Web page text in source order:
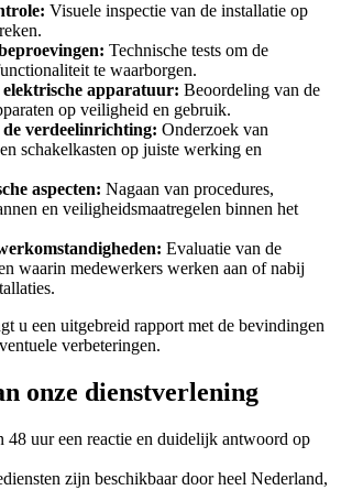
Visuele inspectie van de installatie op
Technische tests om de
te waarborgen.
apparatuur: Beoordeling van de
op veiligheid en gebruik.
verdeelinrichting: Onderzoek van
schakelkasten op juiste werking en
aspecten: Nagaan van procedures,
en veiligheidsmaatregelen binnen het
Evaluatie van de
waarin medewerkers werken aan of nabij
u een uitgebreid rapport met de bevindingen
verbeteringen.
onze dienstverlening
48 uur een reactie en duidelijk antwoord op
zijn beschikbaar door heel Nederland,